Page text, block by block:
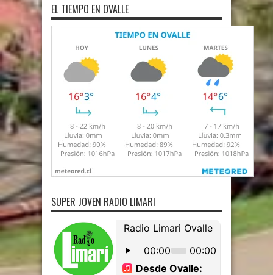
EL TIEMPO EN OVALLE
SUPER JOVEN RADIO LIMARI